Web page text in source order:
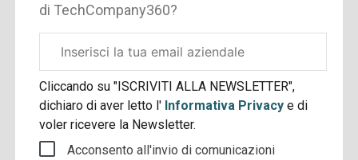
di TechCompany360?
aziendale
Cliccando su "ISCRIVITI ALLA NEWSLETTER",
dichiaro di aver letto l' Informativa Privacye di
voler ricevere la Newsletter.
Acconsento all'invio di comunicazioni